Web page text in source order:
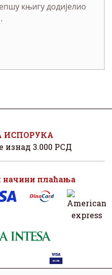
књигу додијелио
ИСПОРУКА
изнад 3.000 РСД
начини плаћања